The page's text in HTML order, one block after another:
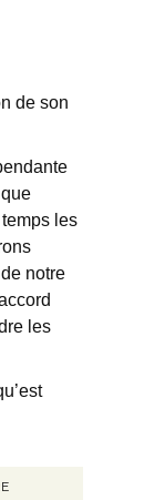
de son
les
notre
les